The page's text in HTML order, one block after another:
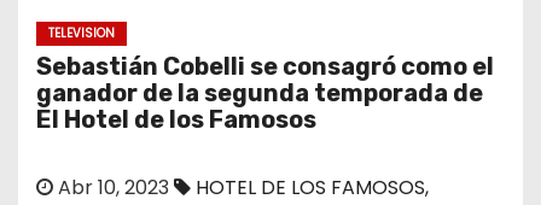
TELEVISION
Sebastián Cobelli se consagró como el
ganador de la segunda temporada de
El Hotel de los Famosos
Abr 10, 2023 HOTEL DE LOS FAMOSOS,